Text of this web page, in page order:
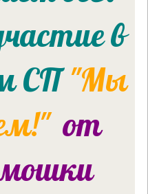
в
СП"Мы
от